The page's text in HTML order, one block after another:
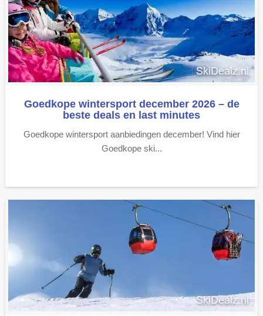
Goedkope wintersport december 2026 – de
beste deals en last minutes
Goedkope wintersport aanbiedingen december! Vind hier
Goedkope ski...